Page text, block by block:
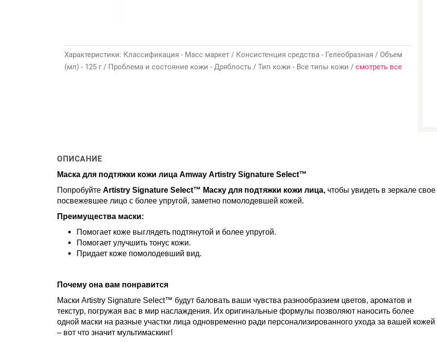
Характеристики: Классификация - Масс маркет / Консистенция средства - Гелеобразная / Объем
(мл) - 125 г / Проблема и состояние кожи - Дряблость / Тип кожи - Все типы кожи / смотреть все
ОПИСАНИЕ
Маска для подтяжки кожи лица Amway Artistry Signature Select™
Попробуйте Artistry Signature Select™ Маску для подтяжки кожи лица, чтобы увидеть в зеркале свое
посвежевшее лицо с более упругой, заметно помолодевшей кожей.
Преимущества маски:
Помогает коже выглядеть подтянутой и более упругой.
Помогает улучшить тонус кожи.
Придает коже помолодевший вид.
Почему она вам понравится
Маски Artistry Signature Select™ будут баловать ваши чувства разнообразием цветов, ароматов и
текстур, погружая вас в мир наслаждения. Их оригинальные формулы позволяют наносить более
одной маски на разные участки лица одновременно ради персонализированного ухода за вашей кожей
– вот что значит мультимаскинг!